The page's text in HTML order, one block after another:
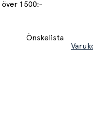
1500:-
Önskelista